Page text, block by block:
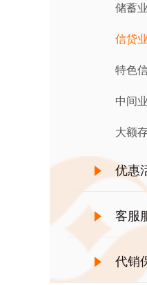
储蓄
信贷
特色
中间
大额
优惠
客服
代销